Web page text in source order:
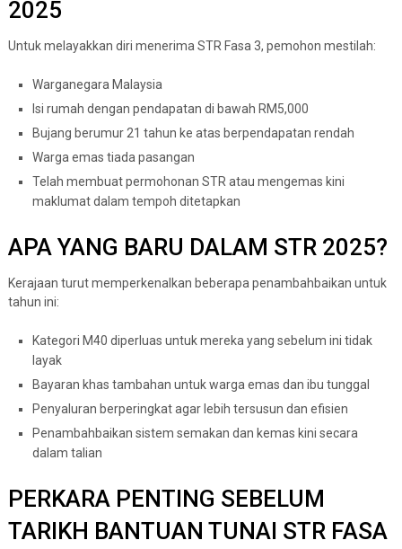
2025
Untuk melayakkan diri menerima STR Fasa 3, pemohon mestilah:
Warganegara Malaysia
Isi rumah dengan pendapatan di bawah RM5,000
Bujang berumur 21 tahun ke atas berpendapatan rendah
Warga emas tiada pasangan
Telah membuat permohonan STR atau mengemas kini
maklumat dalam tempoh ditetapkan
APA YANG BARU DALAM STR 2025?
Kerajaan turut memperkenalkan beberapa penambahbaikan untuk
tahun ini:
Kategori M40 diperluas untuk mereka yang sebelum ini tidak
layak
Bayaran khas tambahan untuk warga emas dan ibu tunggal
Penyaluran berperingkat agar lebih tersusun dan efisien
Penambahbaikan sistem semakan dan kemas kini secara
dalam talian
PERKARA PENTING SEBELUM
TARIKH BANTUAN TUNAI STR FASA